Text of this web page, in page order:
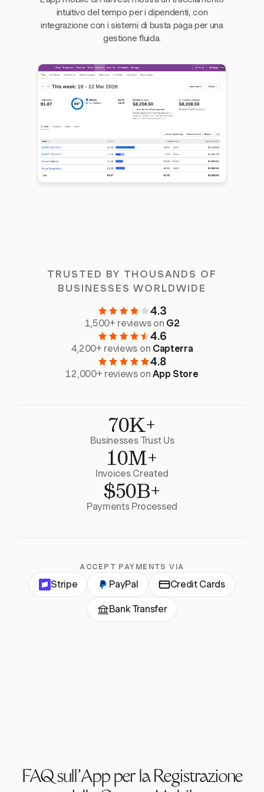
intuitivo del tempo per i dipendenti, con
integrazione con i sistemi di busta paga per una
gestione fluida.
TRUSTED BY THOUSANDS OF
BUSINESSES WORLDWIDE
4.3
1,500+ reviews on G2
4.6
4,200+ reviews on Capterra
4.8
12,000+ reviews onApp Store
70K+
Businesses Trust Us
10M+
Invoices Created
$50B+
Payments Processed
ACCEPT PAYMENTS VIA
Stripe PayPal Credit Cards
Bank Transfer
FAQ sull'App per la Registrazione